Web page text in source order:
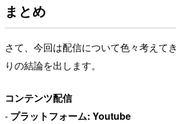
まとめ
さて、今回は配信について色々考えて
りの結論を出します。
コンテンツ配信
- プラットフォーム: Youtube